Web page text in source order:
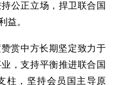
公正立场，捍卫联合国
益。
赏中方长期坚定致力于
，支持平衡推进联合国
柱，坚持会员国主导原